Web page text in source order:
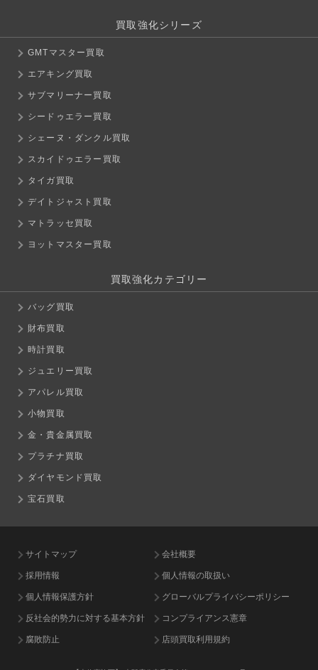
買取強化シリーズ
GMTマスター買取
エアキング買取
サブマリーナー買取
シードゥエラー買取
シェーヌ・ダンクル買取
スカイドゥエラー買取
タイガ買取
デイトジャスト買取
マトラッセ買取
ヨットマスター買取
買取強化カテゴリー
バッグ買取
財布買取
時計買取
ジュエリー買取
アパレル買取
小物買取
金・貴金属買取
プラチナ買取
ダイヤモンド買取
宝石買取
サイトマップ 会社概要
採用情報 個人情報の取扱い
個人情報保護方針 グローバルプライバシーポリシー
反社会的勢力に対する基本方針 コンプライアンス憲章
腐敗防止 店頭買取利用規約